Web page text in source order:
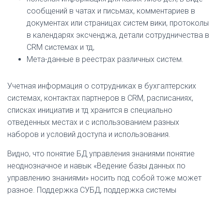
сообщений в чатах и письмах, комментариев в
документах или страницах систем вики, протоколы
в календарях эксченджа, детали сотрудничества в
CRM системах и тд,
Мета-данные в реестрах различных систем.
Учетная информация о сотрудниках в бухгалтерских
системах, контактах партнеров в CRM, расписаниях,
списках инициатив и тд хранится в специально
отведенных местах и с использованием разных
наборов и условий доступа и использования.
Видно, что понятие БД управления знаниями понятие
неоднозначное и навык «Ведение базы данных по
управлению знаниями» носить под собой тоже может
разное. Поддержка СУБД, поддержка системы